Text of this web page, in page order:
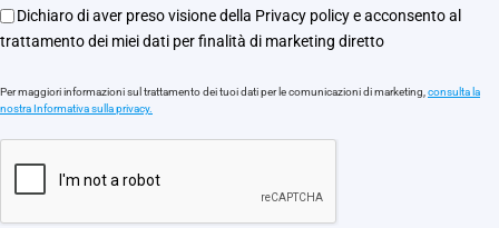
Dichiaro di aver preso visione della Privacy policy e acconsento al
trattamento dei miei dati per finalità di marketing diretto
Per maggiori informazioni sul trattamento dei tuoi dati per le comunicazioni di marketing, consulta la
nostra Informativa sulla privacy.